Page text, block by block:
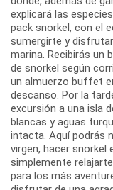
explicará las
pack snorkel, con el
sumergirte y
marina. Recibirás un
de snorkel según
un almuerzo buffet
descanso. Por la
excursión a una isla
blancas y aguas
intacta. Aquí podrás
virgen, hacer
simplemente
para los más